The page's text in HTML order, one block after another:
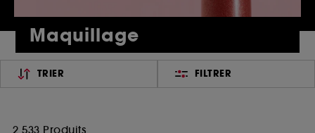
Maquillage
TRIER FILTRER
2 533 Produits